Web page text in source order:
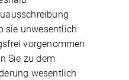
sie unwesentlich
vorgenommen
Sie zu dem
wesentlich